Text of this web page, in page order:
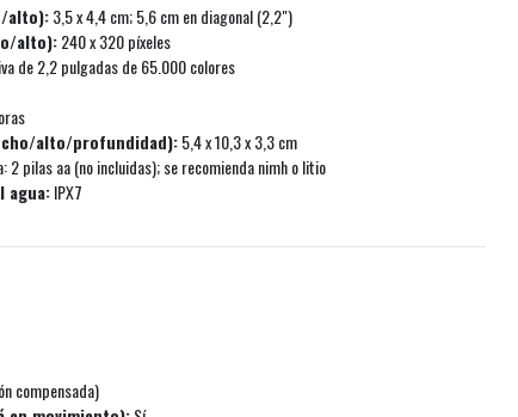
alto):3,5 x 4,4 cm; 5,6 cm en diagonal (2,2")
alto):240 x 320 píxeles
de 2,2 pulgadas de 65.000 colores
alto/profundidad):5,4 x 10,3 x 3,3 cm
2 pilas aa (no incluidas); se recomienda nimh o litio
agua:IPX7
compensada)